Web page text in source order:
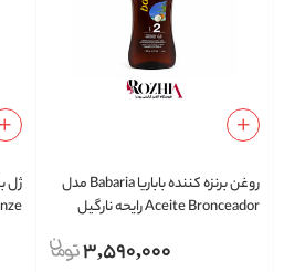
روغن برنزه کننده باباریا Babaria مدل
Aceite Bronceador رایحه نارگیل
3,590,000